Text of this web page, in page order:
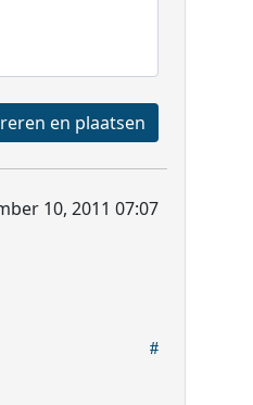
Registreren en plaatsen
10, 2011 07:07